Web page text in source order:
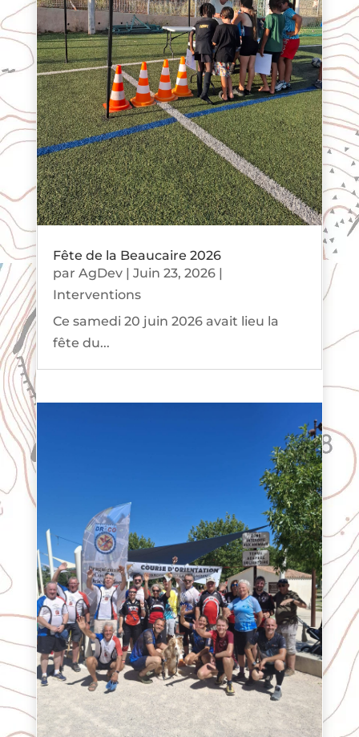
Fête de la Beaucaire 2026
par AgDev| Juin 23, 2026|
Interventions
Ce samedi 20 juin 2026 avait lieu la
fête du...